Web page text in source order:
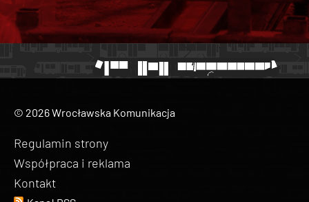
© 2026 Wrocławska Komunikacja
Regulamin strony
Współpraca i reklama
Kontakt